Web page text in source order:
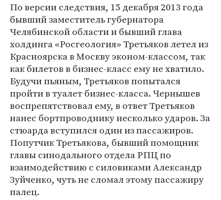
По версии следствия, 15 декабря 2013 года
бывший заместитель губернатора
Челябинской области и бывший глава
холдинга «Росгеология» Третьяков летел из
Красноярска в Москву эконом-классом, так
как билетов в бизнес-класс ему не хватило.
Будучи пьяным, Третьяков попытался
пройти в туалет бизнес-класса. Чернышев
воспрепятствовал ему, в ответ Третьяков
нанес бортпроводнику несколько ударов. За
стюарда вступился один из пассажиров.
Попутчик Третьякова, бывший помощник
главы синодального отдела РПЦ по
взаимодействию с силовиками Александр
Зуйченко, чуть не сломал этому пассажиру
палец.